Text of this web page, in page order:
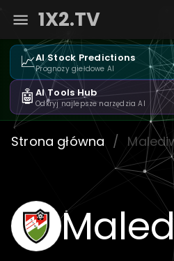
1X2.TV
📈AI Stock Predictions
Prognozy giełdowe AI
🤖AI Tools Hub
Odkryj najlepsze narzędzia AI
Strona główna /